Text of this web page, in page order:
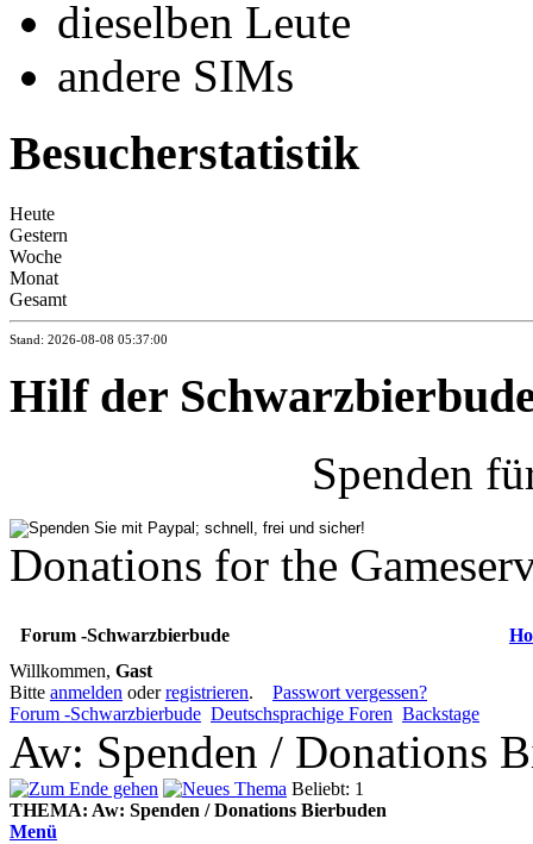
dieselben Leute
andere SIMs
Besucherstatistik
Heute
Gestern
Woche
Monat
Gesamt
Stand: 2026-08-08 05:37:00
Hilf der
Spenden
Donations for the
Forum -Schwarzbierbude
Willkommen, Gast
Bitte anmelden oderregistrieren. Passwort vergessen?
Forum -Schwarzbierbude Deutschsprachige Foren Backstage
Aw: Spenden / Donations
Beliebt: 1
THEMA: Aw: Spenden / Donations Bierbuden
Menü